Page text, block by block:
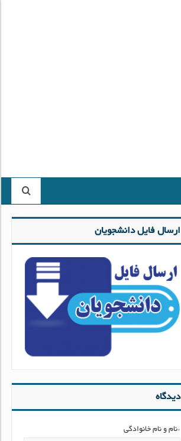
ارسال فایل دانشجویان
دیدگاه
*نام و نام خانوادگی